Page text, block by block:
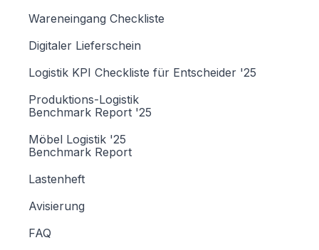
Wareneingang Checkliste
Digitaler Lieferschein
Logistik KPI Checkliste für Entscheider '25
Produktions-Logistik
Benchmark Report '25
Möbel Logistik '25
Benchmark Report
Lastenheft
Avisierung
FAQ